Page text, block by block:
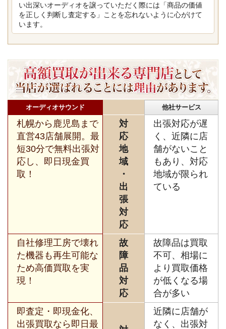
い出深いオーディオを譲っていただく際には「商品の価値
を正しく判断し査定する」ことを忘れないように心がけて
います。
オーディオサウンド 他社サービス
札幌から鹿児島まで
直営43店舗展開。最
短30分で無料出張対
応し、即日現金買
取！
対
応
地
域
・
出
張
対
応
出張対応が遅
く、近隣に店
舗がないこと
もあり、対応
地域が限られ
ている
自社修理工房で壊れ
た機器も再生可能な
ため高価買取を実
現！
故
障
品
対
応
故障品は買取
不可、相場に
より買取価格
が低くなる場
合が多い
即査定・即現金化、
出張買取なら即日最
近隣に店舗が
なく、出張対